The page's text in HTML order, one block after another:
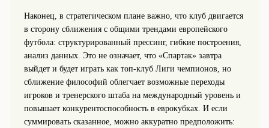
Наконец, в стратегическом плане важно, что клуб двигается
в сторону сближения с общими трендами европейского
футбола: структурированный прессинг, гибкие построения,
анализ данных. Это не означает, что «Спартак» завтра
выйдет и будет играть как топ-клуб Лиги чемпионов, но
сближение философий облегчает возможные переходы
игроков и тренерского штаба на международный уровень и
повышает конкурентоспособность в еврокубках. И если
суммировать сказанное, можно аккуратно предположить: